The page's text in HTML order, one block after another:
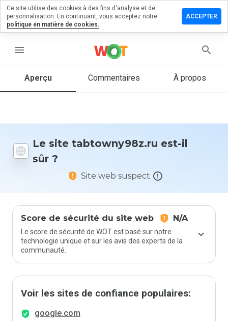
menu
Aperçu Commentaires À propos
Le site tabtowny98z.ru est-il
sûr ?
Site web suspect
Score de sécurité du site web N/A
Le score de sécurité de WOT est basé sur notre
technologie unique et sur les avis des experts de la
communauté.
Voir les sites de confiance populaires:
google.com
un
1 et 5
vous à ce
site ?
Ce site utilise des cookies à des fins d'analyse et de
personnalisation. En continuant, vous acceptez notre
politique en matière de cookies.
ACCEPTER